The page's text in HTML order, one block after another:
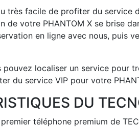
très facile de profiter du service
de votre PHANTOM X se brise
en ligne avec nous, puis
pouvez localiser un service pour
du service VIP pour votre
DU
téléphone premium de